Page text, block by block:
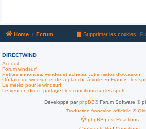
Home Forum Supprimer les cookies
DIRECTWIND
Accueil
Forum windsurf
Petites annonces, vendez et achetez votre matos d'occasion
Où faire du windsurf et de la planche à voile en France : les
La météo pour le windsurf
Le vent en direct, partagez les conditions sur les spots
Développé parphpBB® Forum Software ©
Traduction française officielle ©
phpBB post Reactions